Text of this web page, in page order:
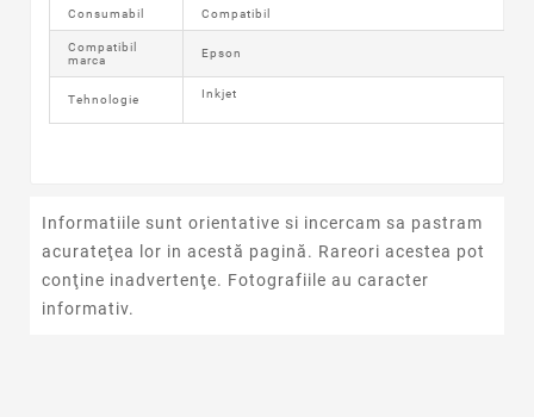
Consumabil Compatibil
Compatibil
marca
Epson
Tehnologie Inkjet
Informatiile sunt orientative si incercam sa pastram
acurateţea lor in acestă pagină. Rareori acestea pot
conţine inadvertenţe. Fotografiile au caracter
informativ.